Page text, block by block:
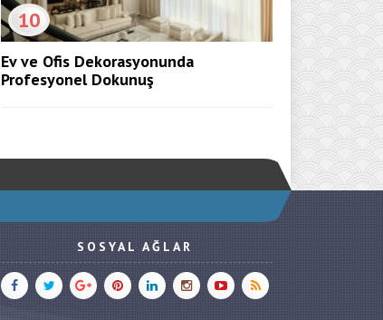
10
Ev ve Ofis Dekorasyonunda
Profesyonel Dokunuş
SOSYAL AĞLAR